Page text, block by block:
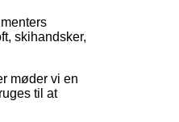
skihandsker,
møder vi en
til at